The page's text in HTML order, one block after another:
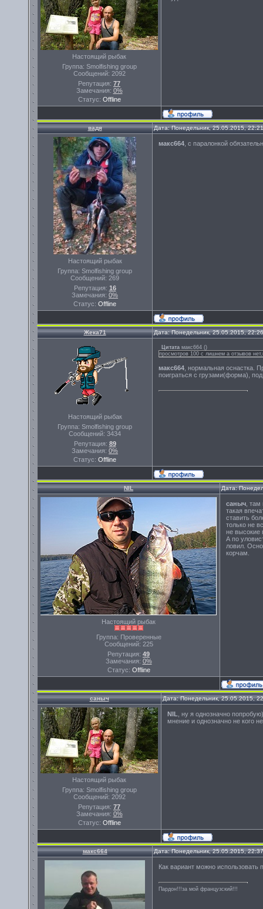
Настоящий рыбак
Группа: Smolfishing group
Сообщений: 2092
Репутация: 77
Замечания: 0%
Статус: Offline
вадя Дата: Понедельник, 25.05.2015,
Настоящий рыбак
Группа: Smolfishing group
Сообщений: 269
Репутация: 16
Замечания: 0%
Статус: Offline
макс664 , с паралонкой
Жека71 Дата: Понедельник, 25.05.2015,
Настоящий рыбак
Группа: Smolfishing group
Сообщений: 3434
Репутация: 89
Замечания: 0%
Статус: Offline
Цитата макс664 ()
просмотров 100 с лишнем а отзывов
макс664 , нормальная оснастка.
поиграться с грузами(форма),
NIL Дата:
Настоящий рыбак
Группа: Проверенные
Сообщений: 225
Репутация: 49
Замечания: 0%
Статус: Offline
саныч ,
такая
ставить
только не
не высокие
А по
ловил.
корчам.
саныч Дата: Понедельник, 25.05.2015,
Настоящий рыбак
Группа: Smolfishing group
Сообщений: 2092
Репутация: 77
Замечания: 0%
Статус: Offline
NIL , ну я однозначно
мнение и однозначно не кого
макс664 Дата: Понедельник, 25.05.2015,
Как вариант можно
Пардон!!!за мой французский!!!